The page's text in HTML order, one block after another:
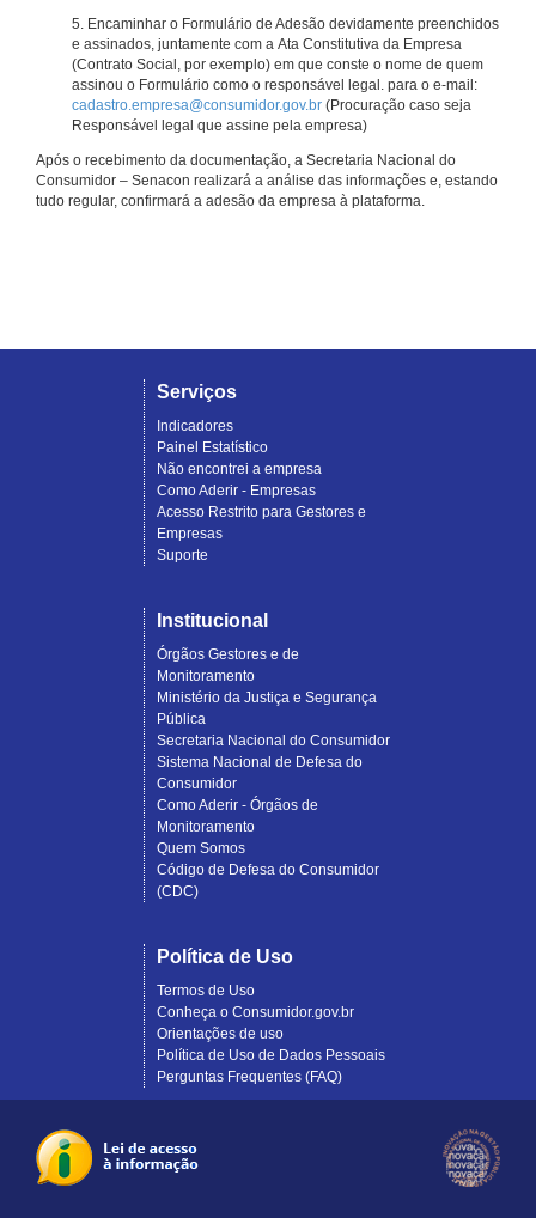
5. Encaminhar o Formulário de Adesão devidamente preenchidos
e assinados, juntamente com a Ata Constitutiva da Empresa
(Contrato Social, por exemplo) em que conste o nome de quem
assinou o Formulário como o responsável legal. para o e-mail:
cadastro.empresa@consumidor.gov.br (Procuração caso seja
Responsável legal que assine pela empresa)
Após o recebimento da documentação, a Secretaria Nacional do
Consumidor – Senacon realizará a análise das informações e, estando
tudo regular, confirmará a adesão da empresa à plataforma.
Serviços
Indicadores
Painel Estatístico
Não encontrei a empresa
Como Aderir - Empresas
Acesso Restrito para Gestores e
Empresas
Suporte
Institucional
Órgãos Gestores e de
Monitoramento
Ministério da Justiça e Segurança
Pública
Secretaria Nacional do Consumidor
Sistema Nacional de Defesa do
Consumidor
Como Aderir - Órgãos de
Monitoramento
Quem Somos
Código de Defesa do Consumidor
(CDC)
Política de Uso
Termos de Uso
Conheça o Consumidor.gov.br
Orientações de uso
Política de Uso de Dados Pessoais
Perguntas Frequentes (FAQ)